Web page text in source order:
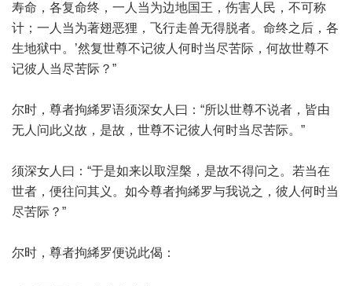
寿命，各复命终，一人当为边地国王，伤害人民，不可称
计；一人当为著翅恶狸，飞行走兽无得脱者。命终之后，各
生地狱中。’然复世尊不记彼人何时当尽苦际，何故世尊不
记彼人当尽苦际？”
尔时，尊者拘絺罗语须深女人曰：“所以世尊不说者，皆由
无人问此义故，是故，世尊不记彼人何时当尽苦际。”
须深女人曰：“于是如来以取涅槃，是故不得问之。若当在
世者，便往问其义。如今尊者拘絺罗与我说之，彼人何时当
尽苦际？”
尔时，尊者拘絺罗便说此偈：